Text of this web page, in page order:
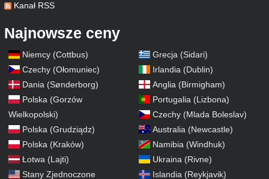
Kanał RSS
Najnowsze ceny
Niemcy (Cottbus)
Czechy (Ołomuniec)
Dania (Sønderborg)
Polska (Gorzów
Wielkopolski)
Polska (Grudziądz)
Polska (Kraków)
Łotwa (Lajti)
Stany Zjednoczone
Grecja (Sidari)
Irlandia (Dublin)
Anglia (Birmigham)
Portugalia (Lizbona)
Czechy (Mlada Boleslav)
Australia (Newcastle)
Namibia (Windhuk)
Ukraina (Rivne)
Islandia (Reykjavik)